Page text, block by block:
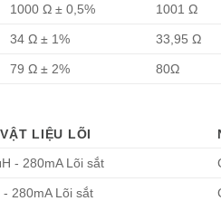
1000 Ω ± 0,5% 1001 Ω
34 Ω ± 1% 33,95 Ω
79 Ω ± 2% 80Ω
LIỆU LÕI
- 280mA Lõi sắt
280mA Lõi sắt